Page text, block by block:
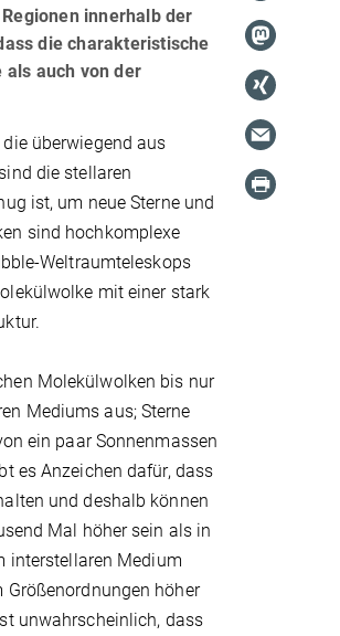
innerhalb der
die charakteristische
auch von der
überwiegend aus
die stellaren
ist, um neue Sterne und
sind hochkomplexe
Weltraumteleskops
mit einer stark
Molekülwolken bis nur
Mediums aus; Sterne
ein paar Sonnenmassen
es Anzeichen dafür, dass
und deshalb können
Mal höher sein als in
interstellaren Medium
höher
unwahrscheinlich, dass